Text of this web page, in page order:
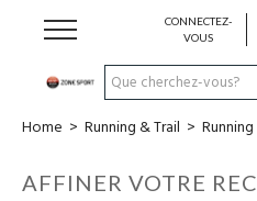
CONNECTEZ-
VOUS
Running & Trail
Randonnée
Home > Running & Trail > Running
AFFINER VOTRE